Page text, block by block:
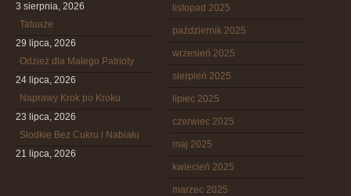
3 sierpnia, 2026
Tatuaże
29 lipca, 2026
Odzież dla Małego Patrioty
24 lipca, 2026
Naprawy Krok po Kroku
23 lipca, 2026
Słodkie Bez Cukru i Nabiału
21 lipca, 2026
listopad 2025
październik 2025
wrzesień 2025
sierpień 2025
lipiec 2025
czerwiec 2025
maj 2025
kwiecień 2025
marzec 2025